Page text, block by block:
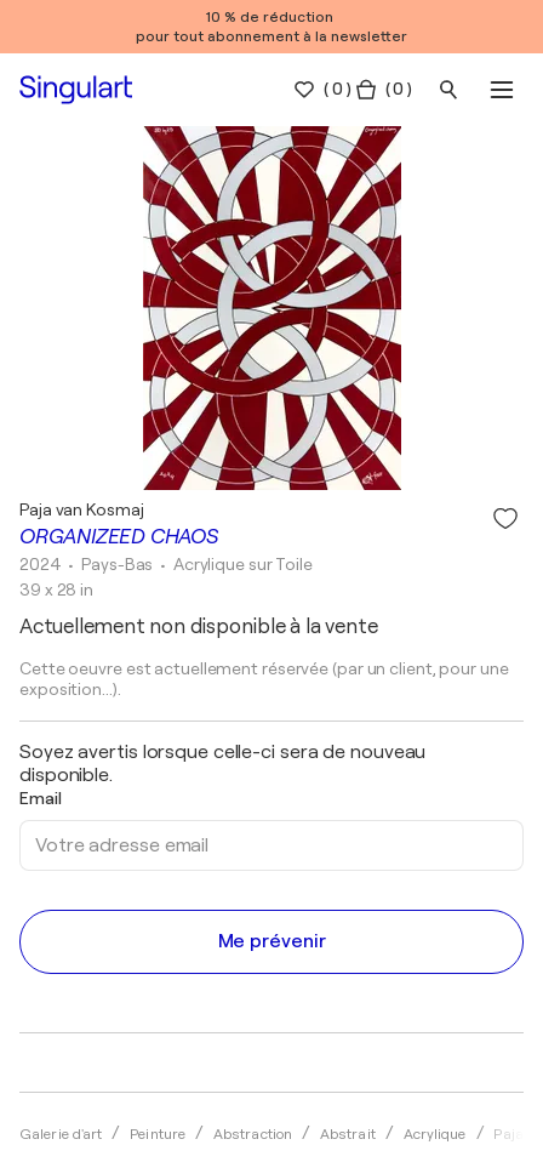
10 % de réduction
pour tout abonnement à la newsletter
(0 ) ( 0 )
Galerie d'art Peinture Abstraction Abstrait Acrylique Paja
ORGANIZEED CHAOS
Paja van Kosmaj
2024 • Pays-Bas • Acrylique sur Toile
39 x 28 in
Actuellement non disponible à la vente
Cette oeuvre est actuellement réservée (par un client, pour une
exposition...).
Soyez avertis lorsque celle-ci sera de nouveau
disponible.
Email
Me prévenir